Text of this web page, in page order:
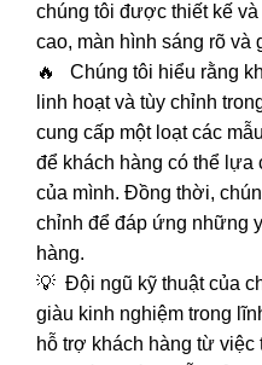
chúng tôi được thiết kế
cao, màn hình sáng rõ và
🔥 Chúng tôi hiểu rằng
linh hoạt và tùy chỉnh
cung cấp một loạt các
để khách hàng có thể
của mình. Đồng thời,
chỉnh để đáp ứng những
hàng.
💡 Đội ngũ kỹ thuật của
giàu kinh nghiệm trong
hỗ trợ khách hàng từ